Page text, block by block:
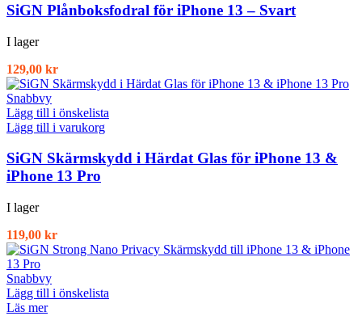
SiGN Plånboksfodral för iPhone 13 – Svart
I lager
129,00 kr
Snabbvy
Lägg till i önskelista
Lägg till i varukorg
SiGN Skärmskydd i Härdat Glas för iPhone 13 &
iPhone 13 Pro
I lager
119,00 kr
Snabbvy
Lägg till i önskelista
Läs mer